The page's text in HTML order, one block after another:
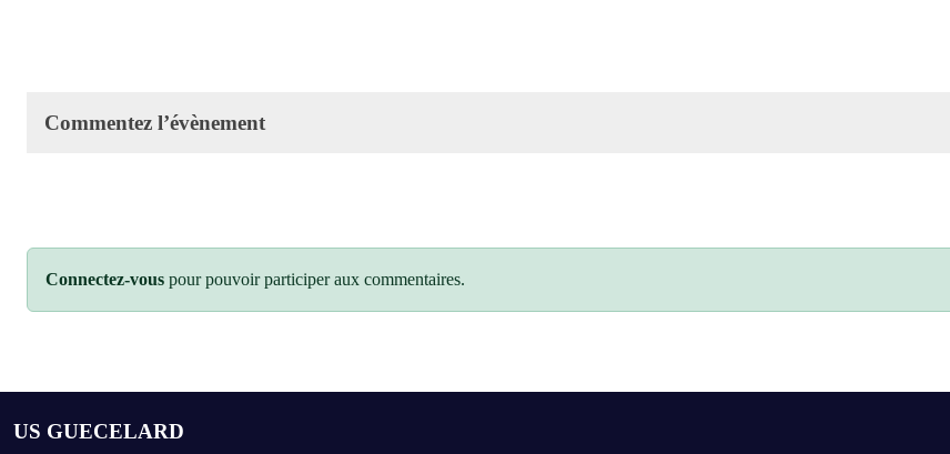
Commentez l’évènement
Connectez-vous pour pouvoir participer aux commentaires.
US GUECELARD